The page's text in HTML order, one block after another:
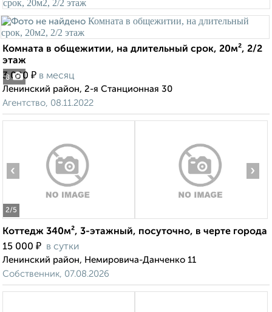
8
Комната в общежитии, на длительный срок, 20м², 2/2
этаж
3 000 ₽ в месяц
Ленинский район, 2-я Станционная 30
Агентство, 08.11.2022
2/5
‹ ›
Коттедж 340м², 3-этажный, посуточно, в черте города
15 000 ₽ в сутки
Ленинский район, Немировича-Данченко 11
Собственник, 07.08.2026